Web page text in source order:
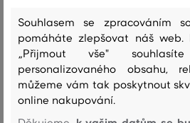
Souhlasem se zpracováním
pomáháte zlepšovat náš
„Přijmout vše"
personalizovaného obsahu,
můžeme vám tak poskytnout
online nakupování.